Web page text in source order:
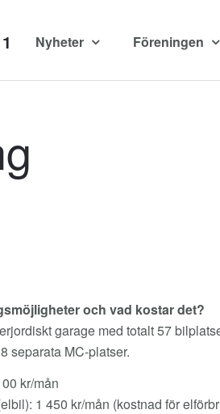
Nyheter Föreningen
och vad kostar det?
garage med totalt 57
separata MC-platser.
kr/mån
1 450 kr/mån (kostnad för